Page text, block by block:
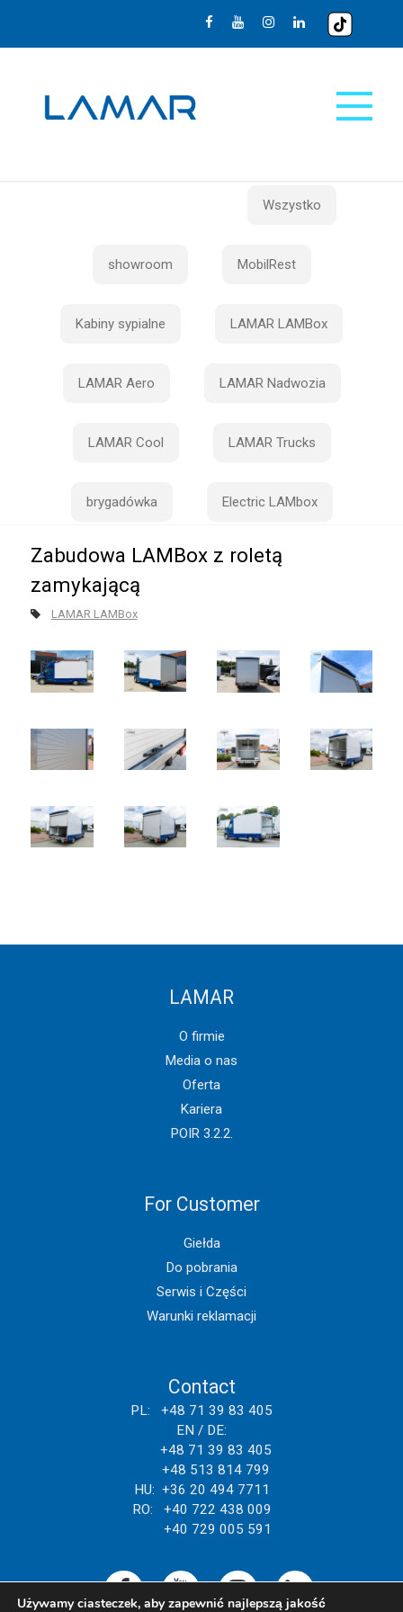
Wszystko
showroom MobilRest
Kabiny sypialne LAMAR LAMBox
LAMAR Aero LAMAR Nadwozia
LAMAR Cool LAMAR Trucks
brygadówka Electric LAMbox
Zabudowa LAMBox z roletą
zamykającą
LAMAR LAMBox
LAMAR
O firmie
Media o nas
Oferta
Kariera
POIR 3.2.2.
For Customer
Giełda
Do pobrania
Serwis i Części
Warunki reklamacji
Contact
PL: +48 71 39 83 405
EN / DE:
+48 71 39 83 405
+48 513 814 799
HU: +36 20 494 7711
RO: +40 722 438 009
+40 729 005 591
Używamy ciasteczek, aby zapewnić najlepszą jakość